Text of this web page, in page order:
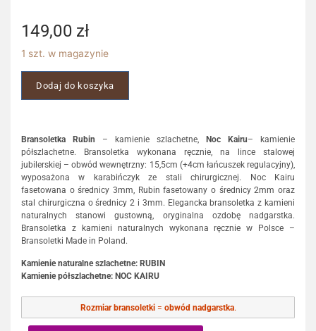
149,00 zł
1 szt. w magazynie
Dodaj do koszyka
Bransoletka Rubin – kamienie szlachetne, Noc Kairu– kamienie
półszlachetne. Bransoletka wykonana ręcznie, na lince stalowej
jubilerskiej – obwód wewnętrzny: 15,5cm (+4cm łańcuszek regulacyjny),
wyposażona w karabińczyk ze stali chirurgicznej. Noc Kairu
fasetowana o średnicy 3mm, Rubin fasetowany o średnicy 2mm oraz
stal chirurgiczna o średnicy 2 i 3mm. Elegancka bransoletka z kamieni
naturalnych stanowi gustowną, oryginalna ozdobę nadgarstka.
Bransoletka z kamieni naturalnych wykonana ręcznie w Polsce –
Bransoletki Made in Poland.
Kamienie naturalne szlachetne: RUBIN
Kamienie półszlachetne: NOC KAIRU
Rozmiar bransoletki= obwód nadgarstka.